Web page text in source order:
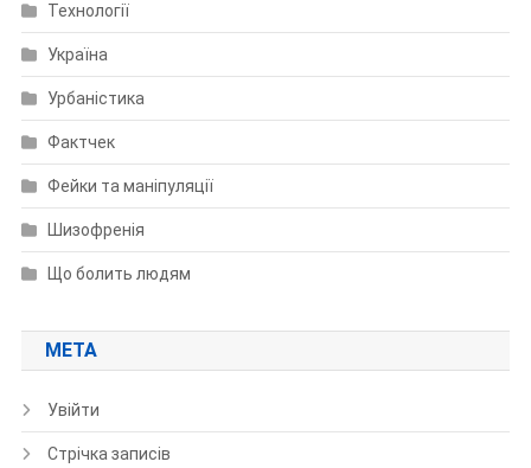
Технології
Україна
Урбаністика
Фактчек
Фейки та маніпуляції
Шизофренія
Що болить людям
МЕТА
Увійти
Стрічка записів